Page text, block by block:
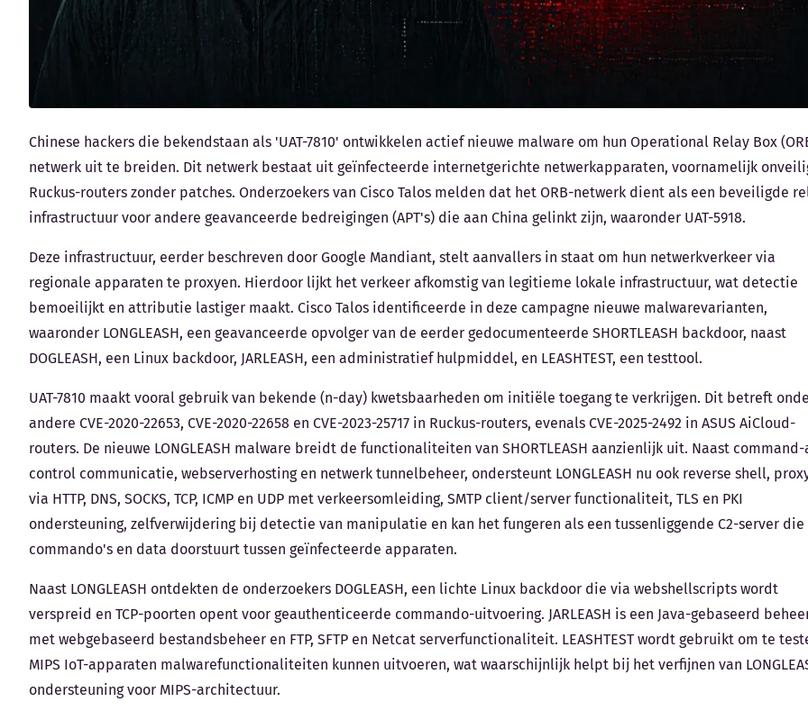
Chinese hackers die bekendstaan als 'UAT-7810' ontwikkelen actief nieuwe malware om hun Operational Relay Box
netwerk uit te breiden. Dit netwerk bestaat uit geïnfecteerde internetgerichte netwerkapparaten, voornamelijk
Ruckus-routers zonder patches. Onderzoekers van Cisco Talos melden dat het ORB-netwerk dient als een beveiligde
infrastructuur voor andere geavanceerde bedreigingen (APT's) die aan China gelinkt zijn, waaronder UAT-5918.
Deze infrastructuur, eerder beschreven door Google Mandiant, stelt aanvallers in staat om hun netwerkverkeer via
regionale apparaten te proxyen. Hierdoor lijkt het verkeer afkomstig van legitieme lokale infrastructuur, wat detectie
bemoeilijkt en attributie lastiger maakt. Cisco Talos identificeerde in deze campagne nieuwe malwarevarianten,
waaronder LONGLEASH, een geavanceerde opvolger van de eerder gedocumenteerde SHORTLEASH backdoor, naast
DOGLEASH, een Linux backdoor, JARLEASH, een administratief hulpmiddel, en LEASHTEST, een testtool.
UAT-7810 maakt vooral gebruik van bekende (n-day) kwetsbaarheden om initiële toegang te verkrijgen. Dit betreft
andere CVE-2020-22653, CVE-2020-22658 en CVE-2023-25717 in Ruckus-routers, evenals CVE-2025-2492 in ASUS AiCloud-
routers. De nieuwe LONGLEASH malware breidt de functionaliteiten van SHORTLEASH aanzienlijk uit. Naast
control communicatie, webserverhosting en netwerk tunnelbeheer, ondersteunt LONGLEASH nu ook reverse shell,
via HTTP, DNS, SOCKS, TCP, ICMP en UDP met verkeersomleiding, SMTP client/server functionaliteit, TLS en PKI
ondersteuning, zelfverwijdering bij detectie van manipulatie en kan het fungeren als een tussenliggende C2-server die
commando's en data doorstuurt tussen geïnfecteerde apparaten.
Naast LONGLEASH ontdekten de onderzoekers DOGLEASH, een lichte Linux backdoor die via webshellscripts wordt
verspreid en TCP-poorten opent voor geauthenticeerde commando-uitvoering. JARLEASH is een Java-gebaseerd
met webgebaseerd bestandsbeheer en FTP, SFTP en Netcat serverfunctionaliteit. LEASHTEST wordt gebruikt om te
MIPS IoT-apparaten malwarefunctionaliteiten kunnen uitvoeren, wat waarschijnlijk helpt bij het verfijnen van
ondersteuning voor MIPS-architectuur.